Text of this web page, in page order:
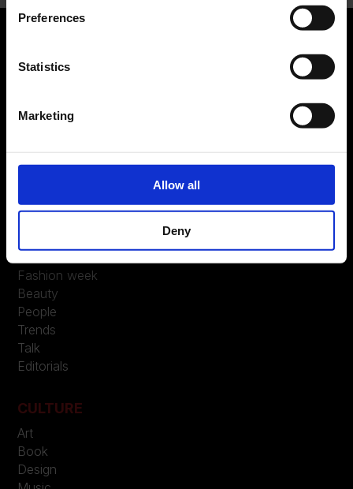
Preferences
Statistics
Marketing
Allow all
Deny
Contatti
LEGAL
Fashion week
Beauty
People
Trends
Talk
Editorials
CULTURE
Art
Book
Design